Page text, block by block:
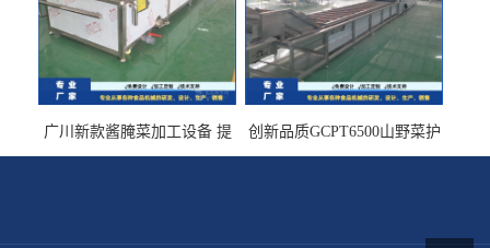
广川新款酱腌菜加工设备 提
供成套生产线 （免费设计）
创新品质GCPT6500山野菜护
色杀青机 输送式 效率高